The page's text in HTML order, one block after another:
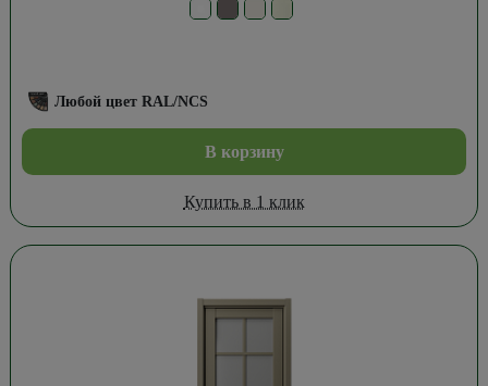
Любой цвет RAL/NCS
В корзину
Купить в 1 клик